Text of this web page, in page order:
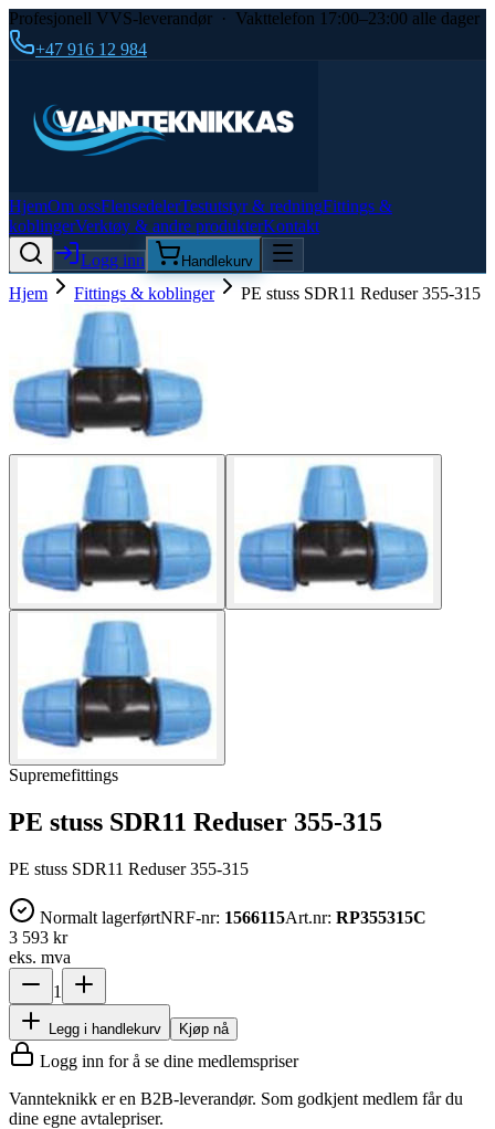
Profesjonell VVS-leverandør · Vakttelefon 17:00–23:00 alle dager
+47 916 12 984
HjemOm ossFlensedelerTestutstyr & redningFittings &
koblingerVerktøy & andre produkterKontakt
Logg inn
Handlekurv
Hjem Fittings & koblinger PE stuss SDR11 Reduser 355-315
Supremefittings
PE stuss SDR11 Reduser 355-315
PE stuss SDR11 Reduser 355-315
Normalt lagerførtNRF-nr: 1566115Art.nr: RP355315C
3 593 kr
eks. mva
1
Legg i handlekurv Kjøp nå
Logg inn for å se dine medlemspriser
Vannteknikk er en B2B-leverandør. Som godkjent medlem får du
dine egne avtalepriser.